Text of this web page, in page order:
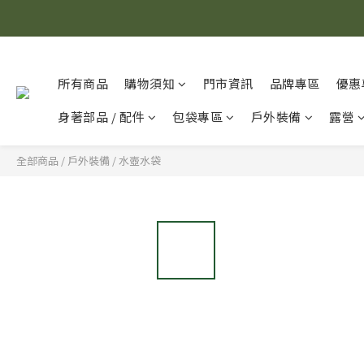
所有商品 購物須知 門市資訊 品牌專區
優
身著部品 / 配件
包袋專區 戶外裝備 露營
全部商品 / 戶外裝備 / 水壺水袋